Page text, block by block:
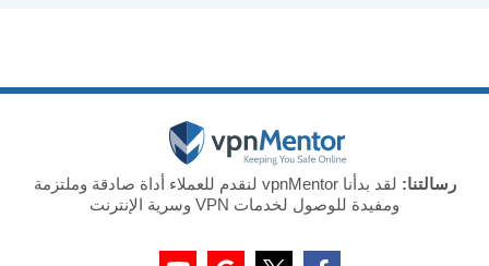
رسالتنا:
لقد بدأنا vpnMentor لنقدم للعملاء أداة صادقة وملتزمة
ومفيدة للوصول لخدمات VPN وسرية الإنترنت